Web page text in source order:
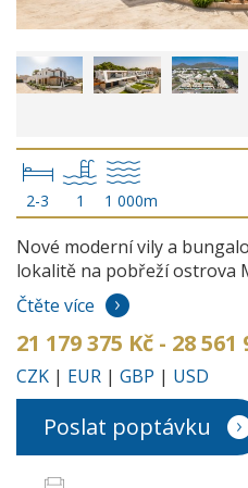
2-3 1 1 000m
Nové moderní vily a
lokalitě na pobřeží ostrova
Čtěte více
21 179 375 Kč - 28 561
CZK | EUR | GBP | USD
Poslat poptávku